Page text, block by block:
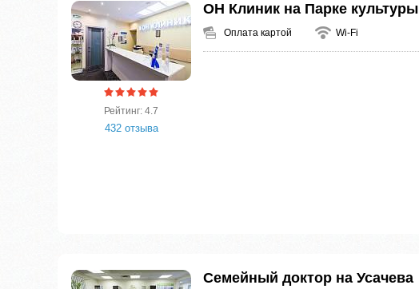
Рейтинг: 4.7
432 отзыва
ОН Клиник на Парке культуры
Оплата картой Wi-Fi
Семейный доктор на Усачева